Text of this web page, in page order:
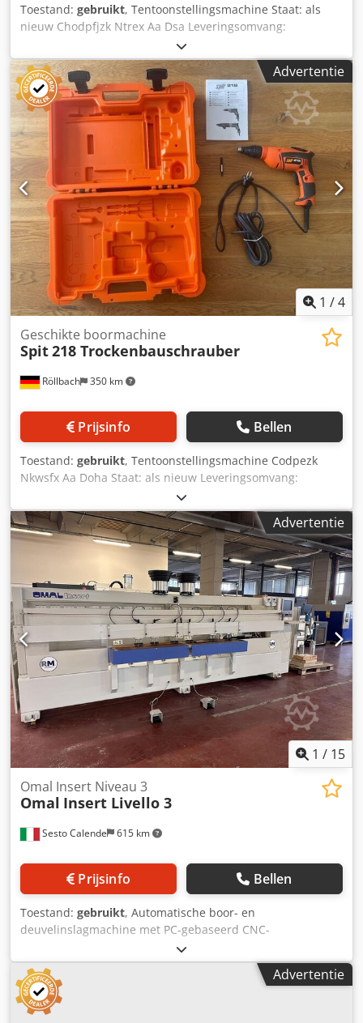
Toestand: gebruikt, Tentoonstellingsmachine Staat: als
nieuw Chodpfjzk Ntrex Aa Dsa Leveringsomvang:
Apparatuurkoffer Apparaat Gebruiksaanwijzing beetje Dit
item is een ongebruikt tentoonstellingsitem
Advertentie
1 /4
Röllbach 350 km
Geschikte boormachine
Spit218 Trockenbauschrauber
Prijsinfo Bellen
Toestand: gebruikt, Tentoonstellingsmachine Codpezk
Nkwsfx Aa Doha Staat: als nieuw Leveringsomvang:
Apparatuurkoffer Apparaat Gebruiksaanwijzing beetje Dit
item is een ongebruikt tentoonstellingsitem
Advertentie
1 / 15
Sesto Calende 615 km
Omal Insert Niveau 3
Omal Insert Livello 3
Prijsinfo Bellen
Toestand: gebruikt, Automatische boor- en
deuvelinslagmachine met PC-gebaseerd CNC-
programmeersysteem. 4 werkvelden in X-richting.
Werkafmetingen (mm): 1200–600 x 2. Werkstukdikte: 10–40
mm. 1 horizontale booreenheid. 2 lijm- en
deuvelinslageenheden. 1 horizontale boorkop met 5
spindels. 1 verticale boorkop met 5 spindels. 1
Advertentie